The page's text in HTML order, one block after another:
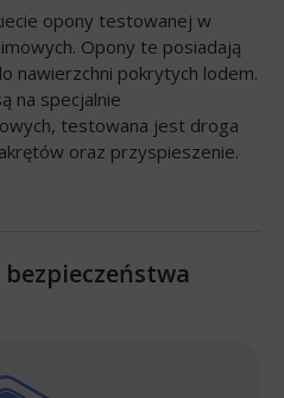
opony testowanej w
Opony te posiadają
nawierzchni pokrytych lodem.
na specjalnie
testowana jest droga
oraz przyspieszenie.